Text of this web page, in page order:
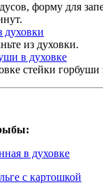
форму для
из духовки.
стейки
в духовке
с картошкой